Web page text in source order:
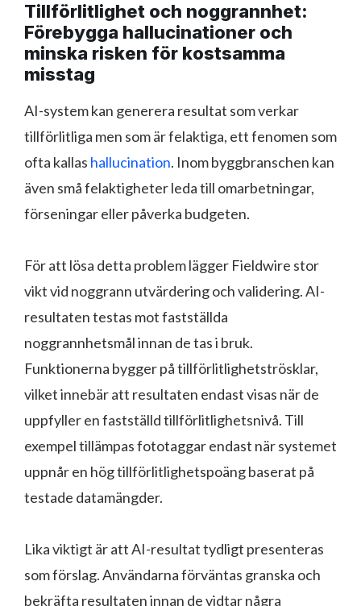
Tillförlitlighet och noggrannhet:
Förebygga hallucinationer och
minska risken för kostsamma
misstag
AI-system kan generera resultat som verkar
tillförlitliga men som är felaktiga, ett fenomen som
ofta kallas hallucination. Inom byggbranschen kan
även små felaktigheter leda till omarbetningar,
förseningar eller påverka budgeten.
För att lösa detta problem lägger Fieldwire stor
vikt vid noggrann utvärdering och validering. AI-
resultaten testas mot fastställda
noggrannhetsmål innan de tas i bruk.
Funktionerna bygger på tillförlitlighetströsklar,
vilket innebär att resultaten endast visas när de
uppfyller en fastställd tillförlitlighetsnivå. Till
exempel tillämpas fototaggar endast när systemet
uppnår en hög tillförlitlighetspoäng baserat på
testade datamängder.
Lika viktigt är att AI-resultat tydligt presenteras
som förslag. Användarna förväntas granska och
bekräfta resultaten innan de vidtar några